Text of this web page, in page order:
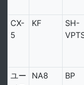
CX-
5
KF
SH-
ユー
NA8 BP